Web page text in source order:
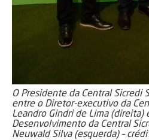
O Presidente da Central Sicredi
entre o Diretor-executivo da
Leandro Gindri de Lima (direita)
Desenvolvimento da Central
Neuwald Silva (esquerda) –